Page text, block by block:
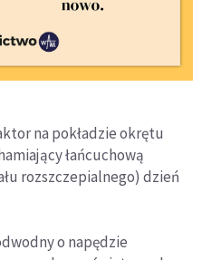
na pokładzie okrętu
łańcuchową
rozszczepialnego) dzień
o napędzie